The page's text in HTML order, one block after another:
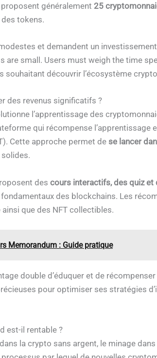
généralement 25
tokens.
et demandent un
are small. Users must weigh the time
souhaitant découvrir l’écosystème
des revenus significatifs ?
l’apprentissage des
qui récompense l’apprentissage
Cette approche permet de se lancer
des cours interactifs, des quiz et
des blockchains. Les
que des NFT collectibles.
Memorandum : Guide pratique
double d’éduquer et de
pour optimiser ses stratégies
est-il rentable ?
la crypto sans argent, le minage